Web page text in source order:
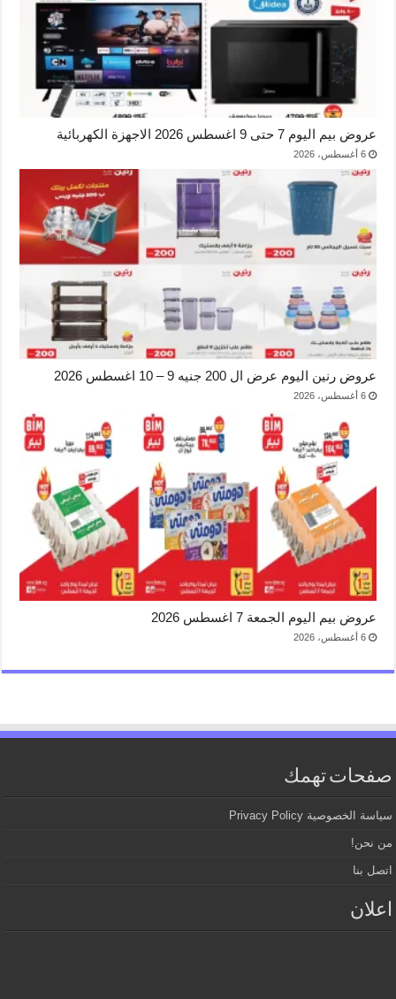
عروض بيم اليوم 7 حتى 9 اغسطس 2026 الاجهزة الكهربائية
6 أغسطس، 2026
عروض رنين اليوم عرض ال 200 جنيه 9 – 10 اغسطس 2026
6 أغسطس، 2026
عروض بيم اليوم الجمعة 7 اغسطس 2026
6 أغسطس، 2026
صفحات تهمك
سياسة الخصوصية Privacy Policy
من نحن!
اتصل بنا
اعلان